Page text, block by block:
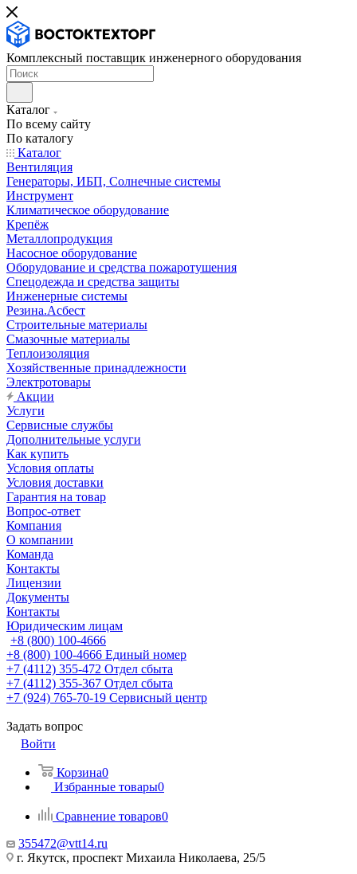
Комплексный поставщик инженерного оборудования
Каталог
По всему сайту
По каталогу
Каталог
Вентиляция
Генераторы, ИБП, Солнечные системы
Инструмент
Климатическое оборудование
Крепёж
Металлопродукция
Насосное оборудование
Оборудование и средства пожаротушения
Спецодежда и средства защиты
Инженерные системы
Резина.Асбест
Строительные материалы
Смазочные материалы
Теплоизоляция
Хозяйственные принадлежности
Электротовары
Акции
Услуги
Сервисные службы
Дополнительные услуги
Как купить
Условия оплаты
Условия доставки
Гарантия на товар
Вопрос-ответ
Компания
О компании
Команда
Контакты
Лицензии
Документы
Контакты
Юридическим лицам
+8 (800) 100-4666
+8 (800) 100-4666 Единый номер
+7 (4112) 355-472 Отдел сбыта
+7 (4112) 355-367 Отдел сбыта
+7 (924) 765-70-19 Сервисный центр
Задать вопрос
Войти
Корзина0
Избранные товары0
Сравнение товаров0
355472@vtt14.ru
г. Якутск, проспект Михаила Николаева, 25/5